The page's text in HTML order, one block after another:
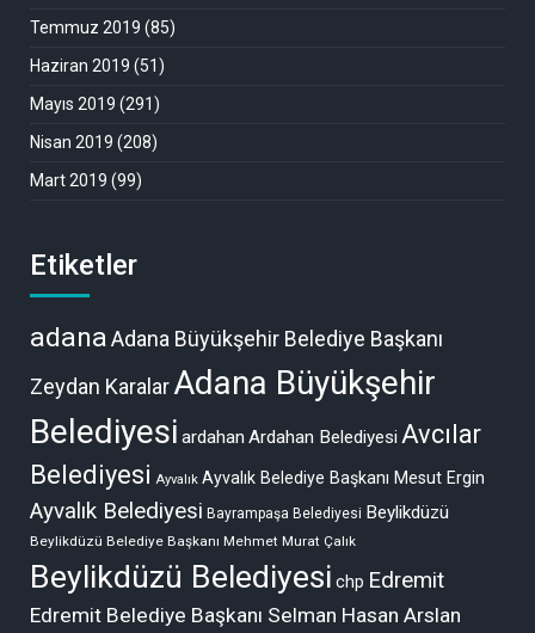
Temmuz 2019 (85)
Haziran 2019 (51)
Mayıs 2019 (291)
Nisan 2019 (208)
Mart 2019 (99)
Etiketler
adanaAdana Büyükşehir Belediye Başkanı
Zeydan KaralarAdana Büyükşehir
Belediyesi ardahan Ardahan Belediyesi Avcılar
Belediyesi Ayvalık Ayvalık Belediye Başkanı Mesut Ergin
Ayvalık Belediyesi Bayrampaşa Belediyesi Beylikdüzü
Beylikdüzü Belediye Başkanı Mehmet Murat Çalık
Beylikdüzü Belediyesi chp Edremit
Edremit Belediye Başkanı Selman Hasan Arslan